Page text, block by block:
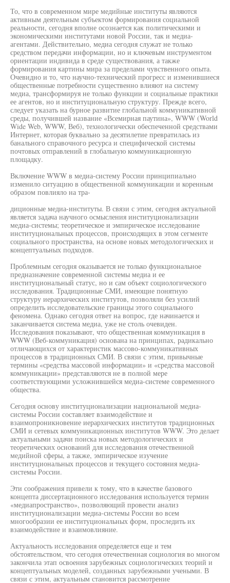
То, что в современном мире медийные институты являются
активным деятельным субъектом формирования социальной
реальности, сегодня вполне осознается как политическими и
экономическими институтами новой России, так и медиа-
агентами. Действительно, медиа сегодня служат не только
средством передачи информации, но и ключевым инструментом
ориентации индивида в среде существования, а также
формирования картины мира за пределами чувственного опыта.
Очевидно и то, что научно-технический прогресс и изменившиеся
общественные потребности существенно влияют на систему
медиа, трансформируя не только функции и социальные практики
ее агентов, но и институциональную структуру. Прежде всего,
следует указать на бурное развитие глобальной коммуникативной
среды, получившей название «Всемирная паутина», WWW (World
Wide Web, WWW, Веб), технологически обеспеченной средствами
Интернет, которая буквально за десятилетие превратилась из
банального справочного ресурса и специфической системы
почтовых отправлений в глобальную коммуникационную
площадку.
Включение WWW в медиа-систему России принципиально
изменило ситуацию в общественной коммуникации и коренным
образом повлияло на тра-
диционные медиа-институты. В связи с этим, сегодня актуальной
является задача научного осмысления институционализации
медиа-системы; теоретическое и эмпирическое исследование
институциональных процессов, происходящих в этом сегменте
социального пространства, на основе новых методологических и
концептуальных подходов.
Проблемным сегодня оказывается не только функциональное
предназначение современной системы медиа и ее
институциональный статус, но и сам объект социологического
исследования. Традиционные СМИ, имеющие понятную
структуру иерархических институтов, позволяли без усилий
определить исследовательские границы этого социального
феномена. Однако сегодня ответ на вопрос, где начинается и
заканчивается система медиа, уже не столь очевиден.
Исследования показывают, что общественная коммуникация в
WWW (Веб-коммуникация) основана на принципах, радикально
отличающихся от характеристик массово-коммуникативных
процессов в традиционных СМИ. В связи с этим, привычные
термины «средства массовой информации» и «средства массовой
коммуникации» представляются не в полной мере
соответствующими усложнившейся медиа-системе современного
общества.
Сегодня основу институционализации национальной медиа-
системы России составляет взаимодействие и
взаимопроникновение иерархических институтов традиционных
СМИ и сетевых коммуникационных институтов WWW. Это делает
актуальными задачи поиска новых методологических и
теоретических оснований для исследования отечественной
медийной сферы, а также, эмпирическое изучение
институциональных процессов и текущего состояния медиа-
системы России.
Эти соображения привели к тому, что в качестве базового
концепта диссертационного исследования используется термин
«медиапространство», позволяющий провести анализ
институционализации медиа-системы России во всем
многообразии ее институциональных форм, проследить их
взаимодействие и взаимовлияние.
Актуальность исследования определяется еще и тем
обстоятельством, что сегодня отечественная социология во многом
закончила этап освоения зарубежных социологических теорий и
концептуальных моделей, созданных зарубежными учеными. В
связи с этим, актуальным становится рассмотрение